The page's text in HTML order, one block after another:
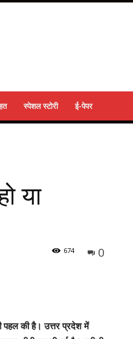
स्पेशल स्टोरी ई-पेपर
या
0
674
पहल की है। उत्तर प्रदेश में